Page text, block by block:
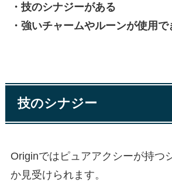
・技のシナジーがある
・強いチャームやルーンが使用で
技のシナジー
Originではピュアアクシーが持つ
か見受けられます。